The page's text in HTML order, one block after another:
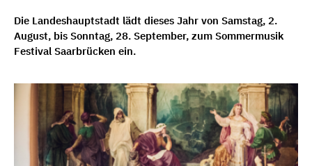
Die Landeshauptstadt lädt dieses Jahr von Samstag, 2.
August, bis Sonntag, 28. September, zum Sommermusik
Festival Saarbrücken ein.